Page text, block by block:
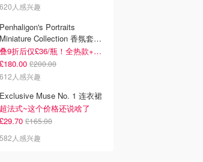
620人感兴趣
Penhaligon's Portraits
Miniature Collection 香氛套装
5瓶装
叠9折后仅£36/瓶！全热款+标志性兽首头
£180.00 £200.00
612人感兴趣
Exclusive Muse No. 1 连衣裙
超法式~这个价格还说啥了
£29.70 £165.00
582人感兴趣